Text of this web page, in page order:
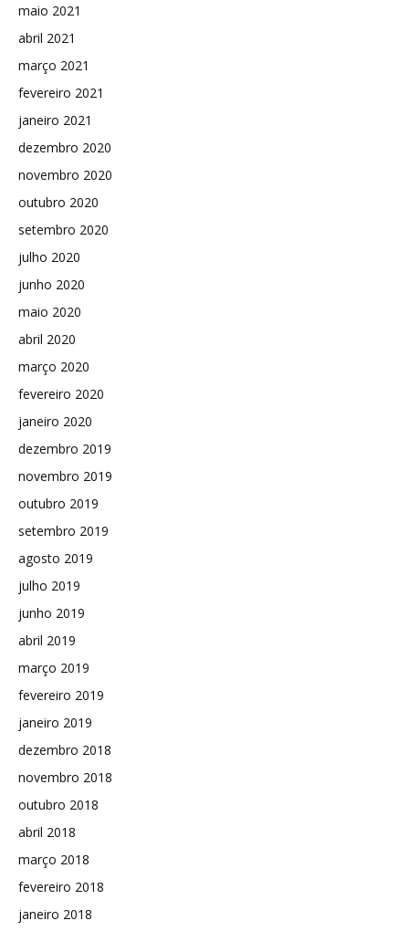
maio 2021
abril 2021
março 2021
fevereiro 2021
janeiro 2021
dezembro 2020
novembro 2020
outubro 2020
setembro 2020
julho 2020
junho 2020
maio 2020
abril 2020
março 2020
fevereiro 2020
janeiro 2020
dezembro 2019
novembro 2019
outubro 2019
setembro 2019
agosto 2019
julho 2019
junho 2019
abril 2019
março 2019
fevereiro 2019
janeiro 2019
dezembro 2018
novembro 2018
outubro 2018
abril 2018
março 2018
fevereiro 2018
janeiro 2018